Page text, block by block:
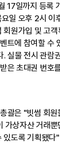
17일까지 등록
일 오후 2시 이
회원가입 및 고
트에 참여할 수
. 실물 전시 관람
은 초대권 번호
괄은 "빗썸 회
가상자산 거래뿐
있도록 기획됐다